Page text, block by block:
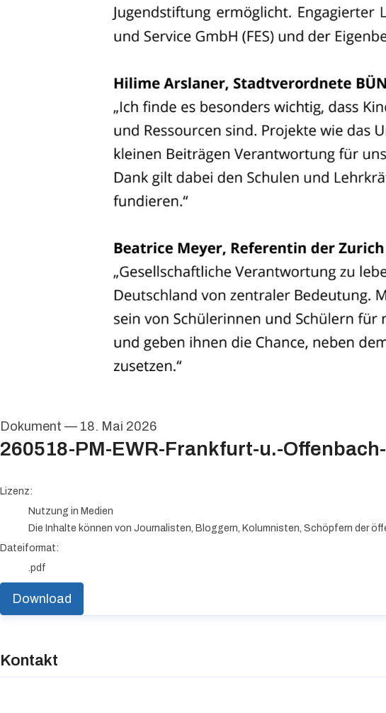
Dokument — 18. Mai 2026
260518-PM-EWR-Frankfurt-u.-
go to media item
Lizenz:
Nutzung in Medien
Die Inhalte können von Journalisten, Bloggern, Kolumnisten, Schöpfern der
Dateiformat:
.pdf
Download
Kontakt